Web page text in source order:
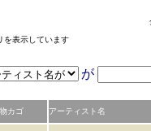
を表示しています
が
カゴ アーティスト名